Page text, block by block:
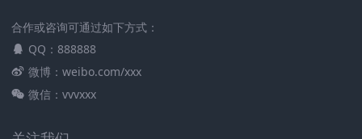
合作或咨询可通过如下方式：
QQ：888888
微博：weibo.com/xxx
微信：vvvxxx